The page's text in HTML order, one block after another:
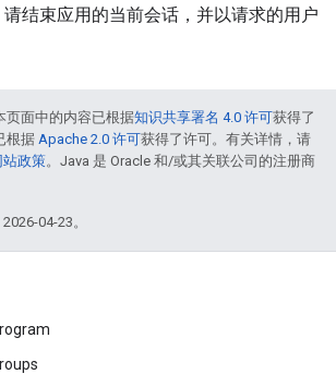
结束应用的当前会话，并以请求的用户
页面中的内容已根据知识共享署名 4.0 许可获得了
根据 Apache 2.0 许可获得了许可。有关详情，请
政策。Java 是 Oracle 和/或其关联公司的注册商
04-23。